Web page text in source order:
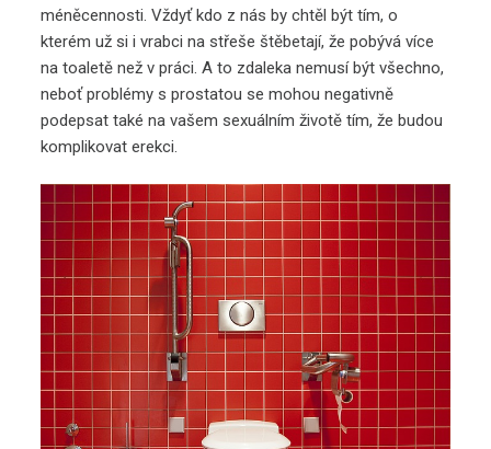
méněcennosti. Vždyť kdo z nás by chtěl být tím, o
kterém už si i vrabci na střeše štěbetají, že pobývá více
na toaletě než v práci. A to zdaleka nemusí být všechno,
neboť problémy s prostatou se mohou negativně
podepsat také na vašem sexuálním životě tím, že budou
komplikovat erekci.